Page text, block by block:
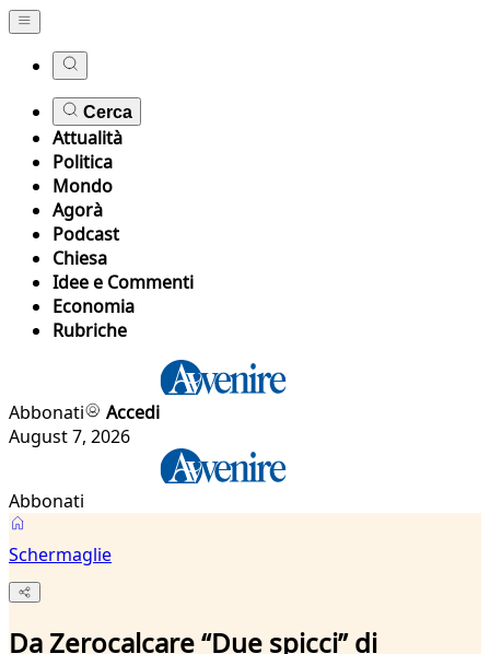
Cerca
Attualità
Politica
Mondo
Agorà
Podcast
Chiesa
Idee e Commenti
Economia
Rubriche
Abbonati
Accedi
August 7, 2026
Abbonati
Schermaglie
Da Zerocalcare “Due spicci” di